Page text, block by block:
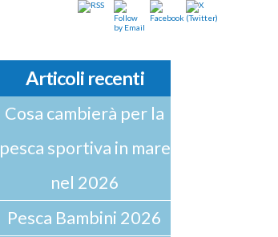
Articoli recenti
Cosa cambierà per la
pesca sportiva in mare
nel 2026
Pesca Bambini 2026